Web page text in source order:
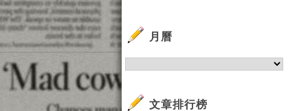
月曆
文章排行榜